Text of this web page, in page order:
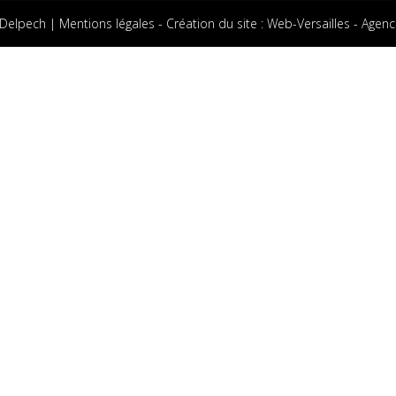
| Mentions légales - Création du site : Web-Versailles -